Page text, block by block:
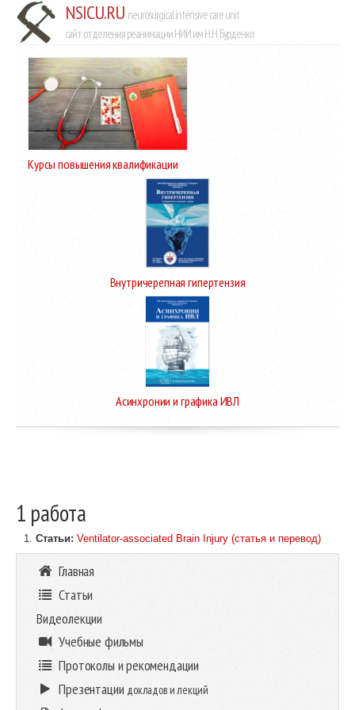
NSICU.RU neurosurgical intensive care unit
сайт отделения реанимации НИИ им Н.Н. Бурденко
Курсы повышения квалификации
Внутричерепная гипертензия
Асинхронии и графика ИВЛ
1 работа
Статьи: Ventilator-associated Brain Injury (статья и перевод)
Главная
Статьи
Видеолекции
Учебные фильмы
Протоколы и рекомендации
Презентации докладов и лекций